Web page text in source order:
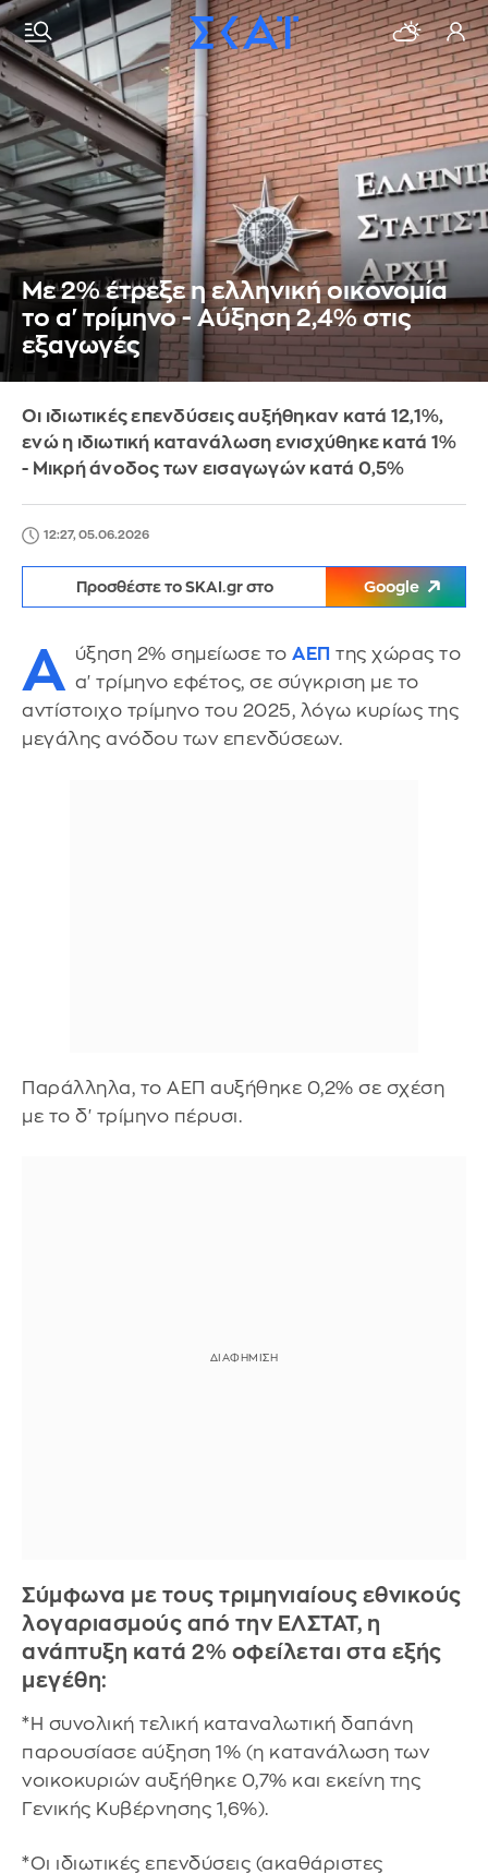
Με 2% έτρεξε η ελληνική οικονομία
το α' τρίμηνο - Αύξηση 2,4% στις
εξαγωγές
Οι ιδιωτικές επενδύσεις αυξήθηκαν κατά 12,1%,
ενώ η ιδιωτική κατανάλωση ενισχύθηκε κατά 1%
- Μικρή άνοδος των εισαγωγών κατά 0,5%
12:27, 05.06.2026
Προσθέστε το SKAI.gr στο Google
Α ύξηση 2% σημείωσε το ΑΕΠ της χώρας το
α' τρίμηνο εφέτος, σε σύγκριση με το
αντίστοιχο τρίμηνο του 2025, λόγω κυρίως της
μεγάλης ανόδου των επενδύσεων.
Παράλληλα, το ΑΕΠ αυξήθηκε 0,2% σε σχέση
με το δ' τρίμηνο πέρυσι.
Σύμφωνα με τους τριμηνιαίους εθνικούς
λογαριασμούς από την ΕΛΣΤΑΤ, η
ανάπτυξη κατά 2% οφείλεται στα εξής
μεγέθη:
*Η συνολική τελική καταναλωτική δαπάνη
παρουσίασε αύξηση 1% (η κατανάλωση των
νοικοκυριών αυξήθηκε 0,7% και εκείνη της
Γενικής Κυβέρνησης 1,6%).
*Οι ιδιωτικές επενδύσεις (ακαθάριστες